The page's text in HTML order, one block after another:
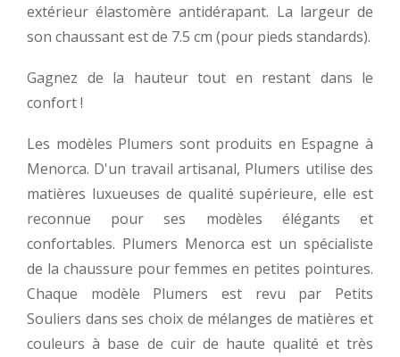
extérieur élastomère antidérapant. La largeur de
son chaussant est de 7.5 cm (pour pieds standards).
Gagnez de la hauteur tout en restant dans le
confort !
Les modèles Plumers sont produits en Espagne à
Menorca. D'un travail artisanal, Plumers utilise des
matières luxueuses de qualité supérieure, elle est
reconnue pour ses modèles élégants et
confortables. Plumers Menorca est un spécialiste
de la chaussure pour femmes en petites pointures.
Chaque modèle Plumers est revu par Petits
Souliers dans ses choix de mélanges de matières et
couleurs à base de cuir de haute qualité et très